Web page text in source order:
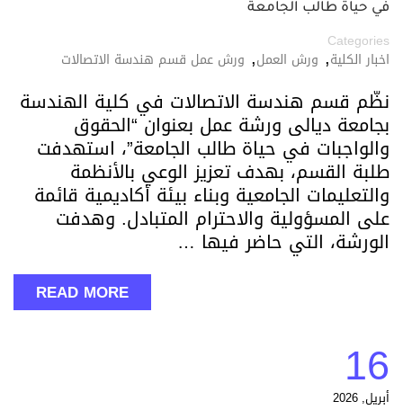
في حياة طالب الجامعة
Categories
اخبار الكلية, ورش العمل, ورش عمل قسم هندسة الاتصالات
نظّم قسم هندسة الاتصالات في كلية الهندسة
بجامعة ديالى ورشة عمل بعنوان “الحقوق
والواجبات في حياة طالب الجامعة”، استهدفت
طلبة القسم، بهدف تعزيز الوعي بالأنظمة
والتعليمات الجامعية وبناء بيئة أكاديمية قائمة
على المسؤولية والاحترام المتبادل. وهدفت
الورشة، التي حاضر فيها …
READ MORE
16
أبريل, 2026